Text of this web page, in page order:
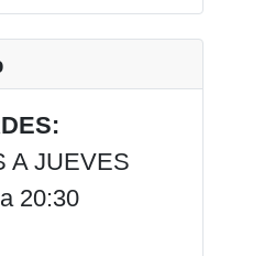
for results.
A JUEVES
20:30